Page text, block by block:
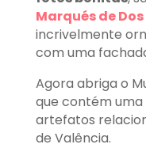
Marqués de
incrivelmente
com uma
Agora abriga o
que contém
artefatos
de Valência.